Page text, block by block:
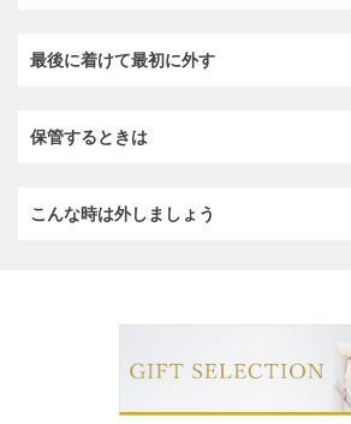
最後に着けて最初に外す
保管するときは
こんな時は外しましょう